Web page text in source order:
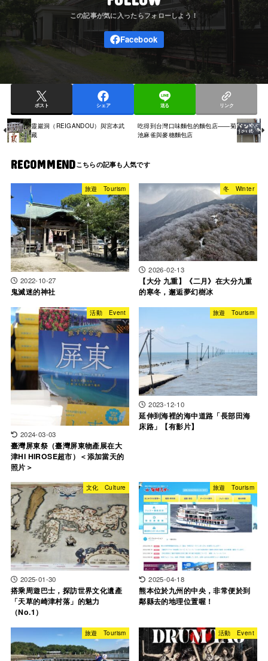
ポスト シェア 送る リンク
靈巖洞（REIGANDOU）與宮本武
藏
吃得到台灣口味麵包的麵包店——菊
池麻雀與麥穗麵包店
RECOMMEND
旅遊 Tourism
2022-10-27
鬼滅迷的神社
冬 Winter
2026-02-13
【大分 九重】《二月》在大分九重
的寒冬，邂逅夢幻樹冰
活動 Event
2024-03-03
臺灣屏東祭（臺灣屏東物產展在大
津HI HIROSE超市）＜添加當天的
照片＞
旅遊 Tourism
2023-12-10
延伸到海裡的海中道路「長部田海
床路」【有影片】
文化 Culture
2025-01-30
搭乘周遊巴士，探訪世界文化遺產
「天草的崎津村落」的魅力
（No.1）
旅遊 Tourism
2025-04-18
熊本位於九州的中央，非常便於到
鄰縣去的地理位置喔！
旅遊 Tourism 活動 Event